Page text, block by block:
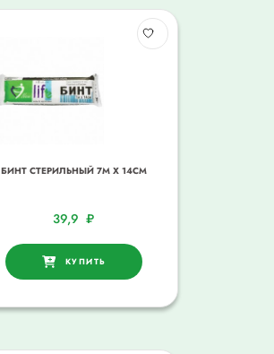
БИНТ СТЕРИЛЬНЫЙ 7М Х 14СМ
39,9 ₽
КУПИТЬ